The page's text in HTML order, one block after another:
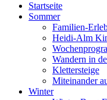
Startseite
Sommer
Familien-
Heidi-Alm
Wandern in
Klettersteige
Miteinander
Winter